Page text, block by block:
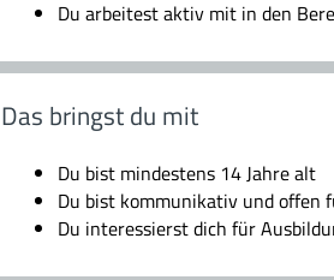
Du arbeitest aktiv mit in den
Das bringst du mit
Du bist mindestens 14 Jahre alt
Du bist kommunikativ und offen
Du interessierst dich für